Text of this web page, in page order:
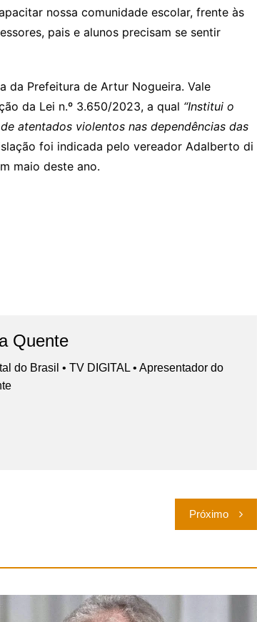
nossa comunidade escolar, frente às
pais e alunos precisam se sentir
da Prefeitura de Artur Nogueira. Vale
da Lei n.º 3.650/2023, a qual “Institui o
atentados violentos nas dependências das
foi indicada pelo vereador Adalberto di
maio deste ano.
Quente
do Brasil • TV DIGITAL • Apresentador do
Próximo